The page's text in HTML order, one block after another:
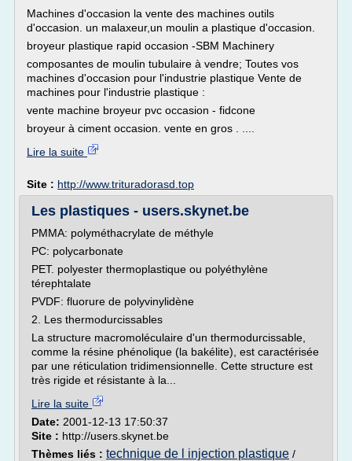
Machines d'occasion la vente des machines outils
d'occasion. un malaxeur,un moulin a plastique d'occasion.
broyeur plastique rapid occasion -SBM Machinery
composantes de moulin tubulaire à vendre; Toutes vos
machines d'occasion pour l'industrie plastique Vente de
machines pour l'industrie plastique :
vente machine broyeur pvc occasion - fidcone
broyeur à ciment occasion. vente en gros . ....
Lire la suite
Site : http://www.trituradorasd.top
Les plastiques - users.skynet.be
PMMA: polyméthacrylate de méthyle
PC: polycarbonate
PET. polyester thermoplastique ou polyéthylène
térephtalate
PVDF: fluorure de polyvinylidène
2. Les thermodurcissables
La structure macromoléculaire d'un thermodurcissable,
comme la résine phénolique (la bakélite), est caractérisée
par une réticulation tridimensionnelle. Cette structure est
très rigide et résistante à la...
Lire la suite
Date: 2001-12-13 17:50:37
Site : http://users.skynet.be
Thèmes liés : technique de l injection plastique /